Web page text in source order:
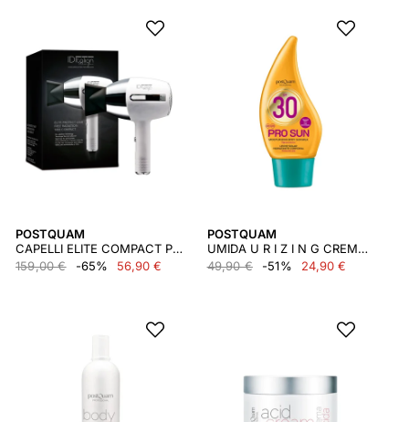
POSTQUAM
CAPELLI ELITE COMPACT PROTEC 1400 WATT
159,00 €
-65% 56,90 €
POSTQUAM
UMIDA U R I Z I N G CREMA SOLARE SPF 30
49,90 €
-51% 24,90 €